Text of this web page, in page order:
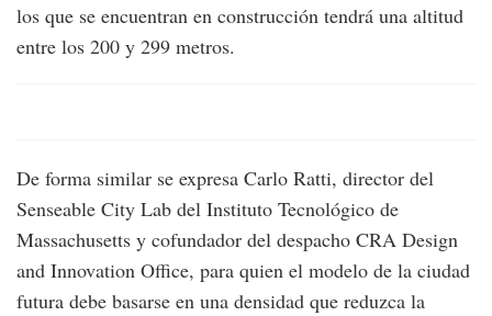
los que se encuentran en construcción tendrá una altitud
entre los 200 y 299 metros.
De forma similar se expresa Carlo Ratti, director del
Senseable City Lab del Instituto Tecnológico de
Massachusetts y cofundador del despacho CRA Design
and Innovation Office, para quien el modelo de la ciudad
futura debe basarse en una densidad que reduzca la